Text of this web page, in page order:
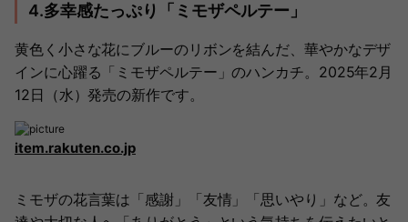
4.多幸感たっぷり「ミモザペルテー」
黄色く小さな花にブルーのリボンを結んだ、華やかなデザ
インに心躍る「ミモザペルテー」のハンカチ。2025年2月
12日（水）発売の新作です。
item.rakuten.co.jp
ミモザの花言葉は「感謝」「友情」「思いやり」など。友